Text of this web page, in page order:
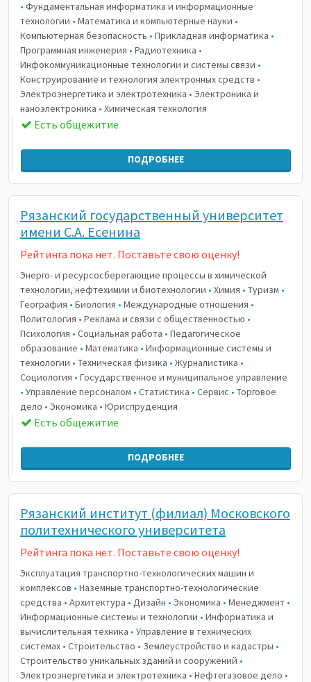
• Фундаментальная информатика и информационные
технологии • Математика и компьютерные науки •
Компьютерная безопасность • Прикладная информатика •
Программная инженерия • Радиотехника •
Инфокоммуникационные технологии и системы связи •
Конструирование и технология электронных средств •
Электроэнергетика и электротехника • Электроника и
наноэлектроника • Химическая технология
Есть общежитие
ПОДРОБНЕЕ
Рязанский государственный университет
имени С.А. Есенина
Рейтинга пока нет. Поставьте свою оценку!
Энерго- и ресурсосберегающие процессы в химической
технологии, нефтехимии и биотехнологии • Химия • Туризм •
География • Биология • Международные отношения •
Политология • Реклама и связи с общественностью •
Психология • Социальная работа • Педагогическое
образование • Математика • Информационные системы и
технологии • Техническая физика • Журналистика •
Социология • Государственное и муниципальное управление
• Управление персоналом • Статистика • Сервис • Торговое
дело • Экономика • Юриспруденция
Есть общежитие
ПОДРОБНЕЕ
Рязанский институт (филиал) Московского
политехнического университета
Рейтинга пока нет. Поставьте свою оценку!
Эксплуатация транспортно-технологических машин и
комплексов • Наземные транспортно-технологические
средства • Архитектура • Дизайн • Экономика • Менеджмент •
Информационные системы и технологии • Информатика и
вычислительная техника • Управление в технических
системах • Строительство • Землеустройство и кадастры •
Строительство уникальных зданий и сооружений •
Электроэнергетика и электротехника • Нефтегазовое дело •